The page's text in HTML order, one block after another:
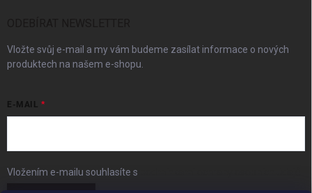
Vložte svůj e-mail a my vám budeme zasílat informace o nových
produktech na našem e-shopu.
E-MAIL
Vložením e-mailu souhlasíte s